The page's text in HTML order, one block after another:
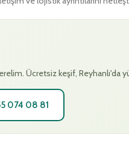
Ücretsiz keşif, Reyhanlı'da
074 08 81